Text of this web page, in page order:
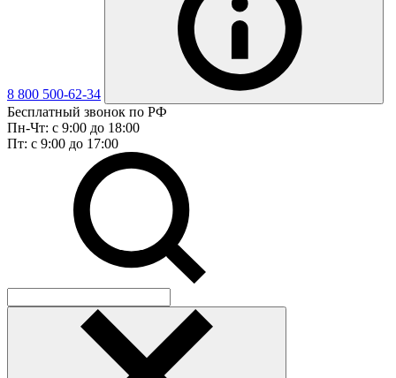
8 800 500-62-34
Бесплатный звонок по РФ
Пн-Чт: с 9:00 до 18:00
Пт: с 9:00 до 17:00